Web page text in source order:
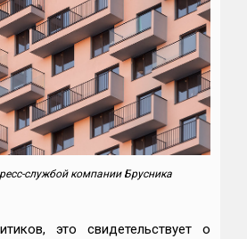
службой компании Брусника
это свидетельствует о